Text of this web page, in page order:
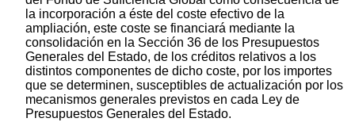
la incorporación a éste del coste efectivo de la
ampliación, este coste se financiará mediante la
consolidación en la Sección 36 de los Presupuestos
Generales del Estado, de los créditos relativos a los
distintos componentes de dicho coste, por los importes
que se determinen, susceptibles de actualización por los
mecanismos generales previstos en cada Ley de
Presupuestos Generales del Estado.